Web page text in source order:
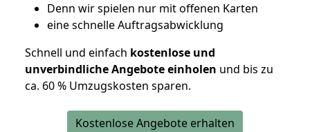
Denn wir spielen nur mit offenen Karten
eine schnelle Auftragsabwicklung
Schnell und einfach kostenlose und
unverbindliche Angebote einholen und bis zu
ca. 60 % Umzugskosten sparen.
Kostenlose Angebote erhalten